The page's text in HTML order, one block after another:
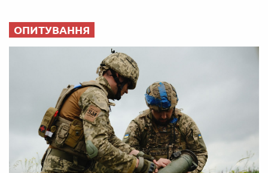
ОПИТУВАННЯ